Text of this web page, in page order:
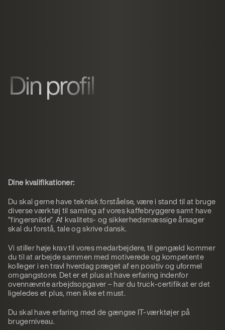
Din profil
Dine kvalifikationer:
Du skal gerne have teknisk forståelse, være i stand til at bruge
diverse værktøj til samling af vores kaffebryggere samt have
”fingersnilde”. Af kvalitets- og sikkerhedsmæssige årsager
skal du forstå, tale og skrive dansk.
Vi stiller høje krav til vores medarbejdere, til gengæld kommer
du til at arbejde sammen med motiverede og kompetente
kolleger i en travl hverdag præget af en positiv og uformel
omgangstone. Det er et plus at have erfaring indenfor
ovennævnte arbejdsopgaver – har du truck-certifikat er det
ligeledes et plus, men ikke et must.
Du skal have erfaring med de gængse IT-værktøjer på
brugerniveau.